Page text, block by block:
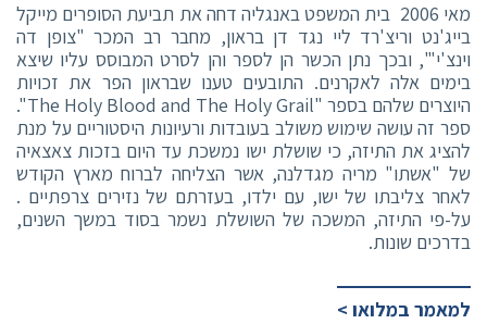
מאי 2006 בית המשפט באנגליה דחה את תביעת הסופרים מייקל
בייג'נט וריצ'רד ליי נגד דן בראון, מחבר רב המכר "צופן דה
וינצ'י'", ובכך נתן הכשר הן לספר והן לסרט המבוסס עליו שיצא
בימים אלה לאקרנים. התובעים טענו שבראון הפר את זכויות
היוצרים שלהם בספר "The Holy Blood and The Holy Grail".
ספר זה עושה שימוש משולב בעובדות ורעיונות היסטוריים על מנת
להציג את התיזה, כי שושלת ישו נמשכת עד היום בזכות צאצאיה
של "אשתו" מריה מגדלנה, אשר הצליחה לברוח מארץ הקודש
לאחר צליבתו של ישו, עם ילדו, בעזרתם של נזירים צרפתיים .
על-פי התיזה, המשכה של השושלת נשמר בסוד במשך השנים,
בדרכים שונות.
למאמר במלואו >